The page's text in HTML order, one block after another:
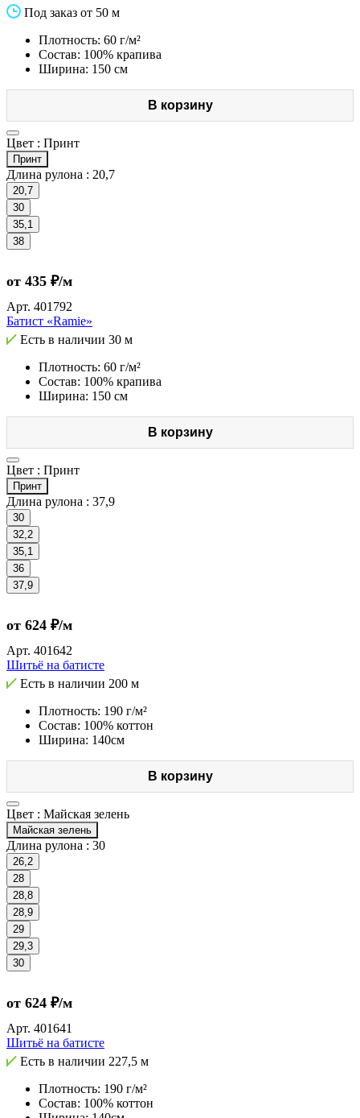
Под заказ от 50 м
Плотность: 60 г/м²
Состав: 100% крапива
Ширина: 150 см
В корзину
Цвет : Принт
Принт
Длина рулона : 20,7
20,7
30
35,1
38
от 435 ₽/м
Арт. 401792
Батист «Ramie»
Есть в наличии 30 м
Плотность: 60 г/м²
Состав: 100% крапива
Ширина: 150 см
В корзину
Цвет : Принт
Принт
Длина рулона : 37,9
30
32,2
35,1
36
37,9
от 624 ₽/м
Арт. 401642
Шитьё на батисте
Есть в наличии 200 м
Плотность: 190 г/м²
Состав: 100% коттон
Ширина: 140см
В корзину
Цвет : Майская зелень
Майская зелень
Длина рулона : 30
26,2
28
28,8
28,9
29
29,3
30
от 624 ₽/м
Арт. 401641
Шитьё на батисте
Есть в наличии 227,5 м
Плотность: 190 г/м²
Состав: 100% коттон